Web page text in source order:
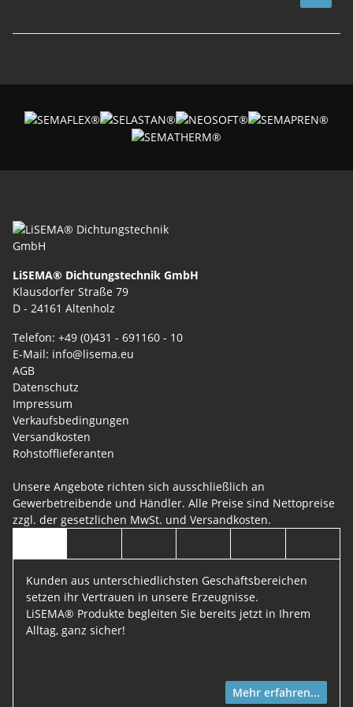
LiSEMA® Dichtungstechnik GmbH
Klausdorfer Straße 79
D - 24161 Altenholz
Telefon: +49 (0)431 - 691160 - 10
E-Mail: info@lisema.eu
AGB
Datenschutz
Impressum
Verkaufsbedingungen
Versandkosten
Rohstofflieferanten
Unsere Angebote richten sich ausschließlich an
Gewerbetreibende und Händler. Alle Preise sind Nettopreise
zzgl. der gesetzlichen MwSt. und Versandkosten.
Kunden aus unterschiedlichsten Geschäftsbereichen
setzen ihr Vertrauen in unsere Erzeugnisse.
LiSEMA® Produkte begleiten Sie bereits jetzt in Ihrem
Alltag, ganz sicher!
Mehr erfahren...